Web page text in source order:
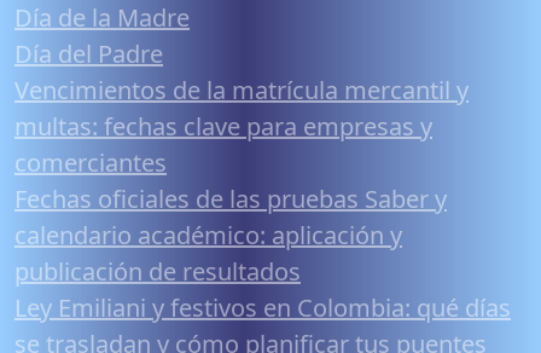
Día de la Madre
Día del Padre
Vencimientos de la matrícula mercantil y
multas: fechas clave para empresas y
comerciantes
Fechas oficiales de las pruebas Saber y
calendario académico: aplicación y
publicación de resultados
Ley Emiliani y festivos en Colombia: qué días
se trasladan y cómo planificar tus puentes